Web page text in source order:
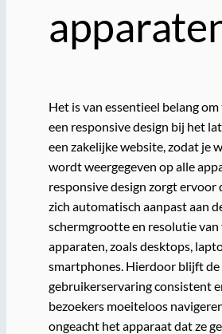
Het is van essentieel belang
een responsive design bij het
een zakelijke website, zodat je
wordt weergegeven op alle
responsive design zorgt ervoor
zich automatisch aanpast aan
schermgrootte en resolutie
apparaten, zoals desktops,
smartphones. Hierdoor blijft de
gebruikerservaring consistent
bezoekers moeiteloos
ongeacht het apparaat dat ze